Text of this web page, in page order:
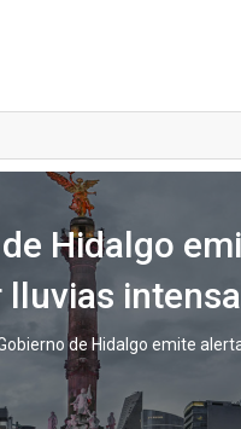
Hidalgo
de Hidalgo emite